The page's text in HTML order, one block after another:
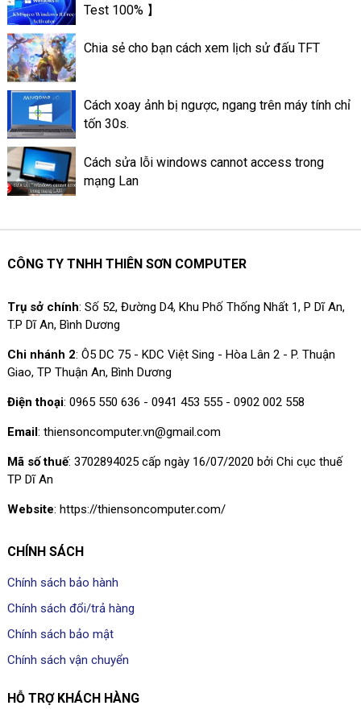
thể lưu trữ lâu dài, đến lúc bạn
xóa đi. Cách làm Thao tác tạo
tin nổi bật trên ứng dụng
Facebook là làm như thế nào?
Test 100% 】
Chia sẻ cho bạn cách xem lịch sử đấu TFT
Cách xoay ảnh bị ngược, ngang trên máy tính chỉ
tốn 30s.
Cách sửa lỗi windows cannot access trong
mạng Lan
CÔNG TY TNHH THIÊN SƠN COMPUTER
Trụ sở chính: Số 52, Đường D4, Khu Phố Thống Nhất 1, P Dĩ An,
T.P Dĩ An, Bình Dương
Chi nhánh 2: Ô5 DC 75 - KDC Việt Sing - Hòa Lân 2 - P. Thuận
Giao, TP Thuận An, Bình Dương
Điện thoại: 0965 550 636 - 0941 453 555 - 0902 002 558
Email: thiensoncomputer.vn@gmail.com
Mã số thuế: 3702894025 cấp ngày 16/07/2020 bởi Chi cục thuế
TP Dĩ An
Website: https://thiensoncomputer.com/
CHÍNH SÁCH
Chính sách bảo hành
Chính sách đổi/trả hàng
Chính sách bảo mật
Chính sách vận chuyển
HỖ TRỢ KHÁCH HÀNG